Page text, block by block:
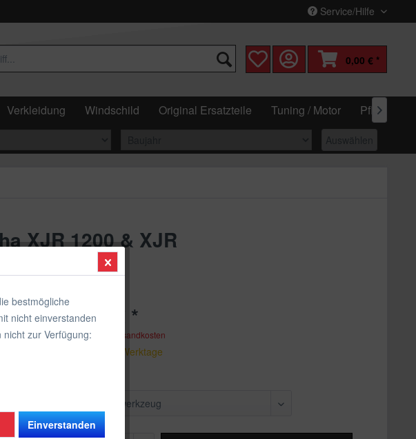
Service/Hilfe
0,00 € *
Verkleidung Windschild Original Ersatzteile Tuning / Motor Pflege &

Auswählen
XJR 1200 & XJR
109,00 € *
inkl. MwSt.zzgl. Versandkosten
Lieferzeit 1-5 Werktage
bestmögliche
nicht einverstanden
zur Verfügung:
Einverstanden